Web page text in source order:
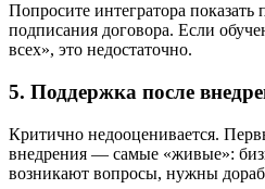
Попросите интегратора
подписания договора. Если
всех», это недостаточно.
5. Поддержка после
Критично недооценивается.
внедрения — самые «живые»:
возникают вопросы, нужны